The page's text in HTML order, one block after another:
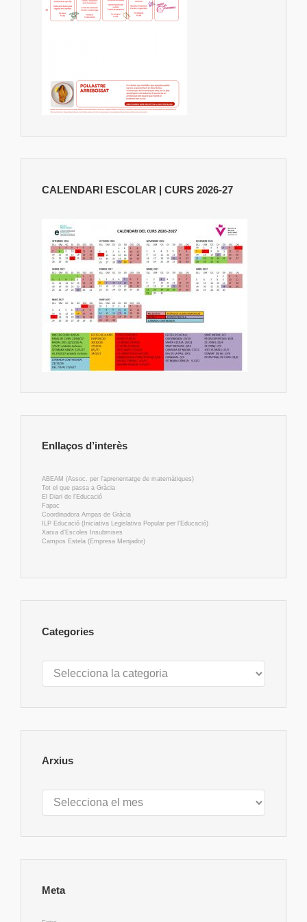
CALENDARI ESCOLAR | CURS 2026-27
Enllaços d’interès
ABEAM (Assoc. per l'aprenentatge de matemàtiques)
Tot el que passa a Gràcia
El Diari de l'Educació
Fapac
Coordinadora Ampas de Gràcia
ILP Educació (Iniciativa Legislativa Popular per l'Educació)
Xarxa d'Escoles Insubmises
Campos Estela (Empresa Menjador)
Categories
Categories
Arxius
Arxius
Meta